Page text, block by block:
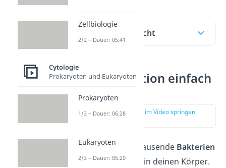
Inhaltsübersicht
Immunreaktion einfach
erklärt
zur Stelle im Video springen
Täglich gelangen tausende Bakterien
und Virenauf und in deinen Körper.
Zellbiologie
2/2 – Dauer: 05:41
Cytologie
Prokaryoten und Eukaryoten
Prokaryoten
1/3 – Dauer: 06:28
Eukaryoten
2/3 – Dauer: 05:20